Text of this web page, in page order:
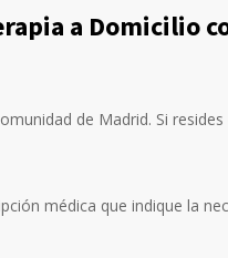
a Domicilio
de Madrid. Si
médica que indique la